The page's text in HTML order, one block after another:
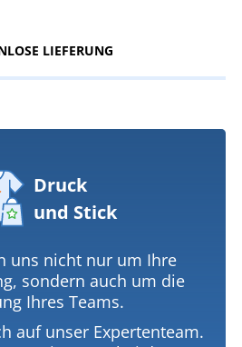
LIEFERUNG
Druck
und Stick
uns nicht nur um Ihre
sondern auch um die
Ihres Teams.
auf unser Expertenteam.